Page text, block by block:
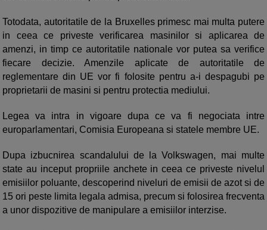
Totodata, autoritatile de la Bruxelles primesc mai multa putere
in ceea ce priveste verificarea masinilor si aplicarea de
amenzi, in timp ce autoritatile nationale vor putea sa verifice
fiecare decizie. Amenzile aplicate de autoritatile de
reglementare din UE vor fi folosite pentru a-i despagubi pe
proprietarii de masini si pentru protectia mediului.
Legea va intra in vigoare dupa ce va fi negociata intre
europarlamentari, Comisia Europeana si statele membre UE.
Dupa izbucnirea scandalului de la Volkswagen, mai multe
state au inceput propriile anchete in ceea ce priveste nivelul
emisiilor poluante, descoperind niveluri de emisii de azot si de
15 ori peste limita legala admisa, precum si folosirea frecventa
a unor dispozitive de manipulare a emisiilor interzise.